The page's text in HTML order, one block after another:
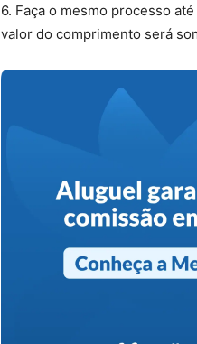
6. Faça o mesmo processo
valor do comprimento será